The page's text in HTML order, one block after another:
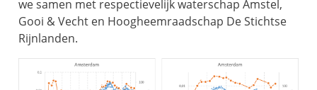
we samen met respectievelijk waterschap Amstel,
Gooi & Vecht en Hoogheemraadschap De Stichtse
Rijnlanden.